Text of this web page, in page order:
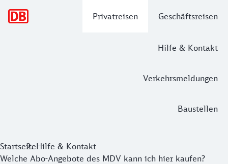
Privatreisen Geschäftsreisen
Hilfe & Kontakt
Verkehrsmeldungen
Baustellen
StartseiteHilfe & Kontakt
Welche Abo-Angebote des MDV kann ich hier kaufen?